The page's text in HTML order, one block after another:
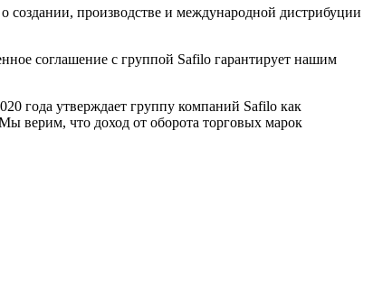
создании, производстве и международной дистрибуции
соглашение с группой Safilo гарантирует нашим
года утверждает группу компаний Safilo как
верим, что доход от оборота торговых марок